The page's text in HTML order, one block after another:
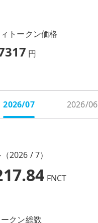
トークン価格
円
2026/07 2026/06
2026 / 7）
FNCT
クン総数